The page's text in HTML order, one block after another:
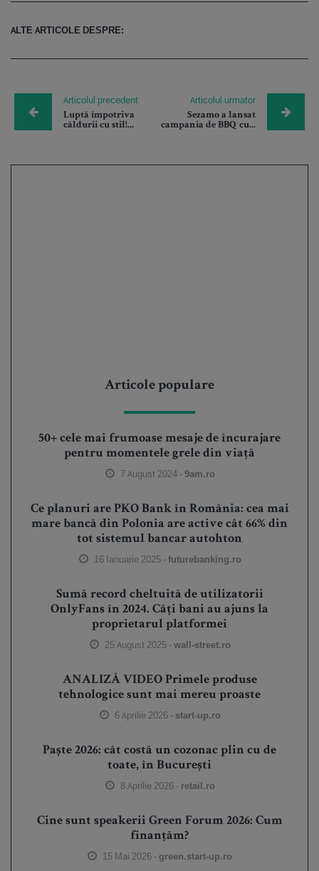
ALTE ARTICOLE DESPRE:
Articolul precedent
Luptă împotriva
căldurii cu stil!...
Articolul urmator
Sezamo a lansat
campania de BBQ cu...
Articole populare
50+ cele mai frumoase mesaje de încurajare
pentru momentele grele din viață
7 August 2024 -9am.ro
Ce planuri are PKO Bank în România: cea mai
mare bancă din Polonia are active cât 66% din
tot sistemul bancar autohton
16 Ianuarie 2025 -futurebanking.ro
Sumă record cheltuită de utilizatorii
OnlyFans în 2024. Câți bani au ajuns la
proprietarul platformei
25 August 2025 -wall-street.ro
ANALIZĂ VIDEO Primele produse
tehnologice sunt mai mereu proaste
6 Aprilie 2026 - start-up.ro
Paște 2026: cât costă un cozonac plin cu de
toate, în București
8 Aprilie 2026 - retail.ro
Cine sunt speakerii Green Forum 2026: Cum
finanțăm?
15 Mai 2026 - green.start-up.ro